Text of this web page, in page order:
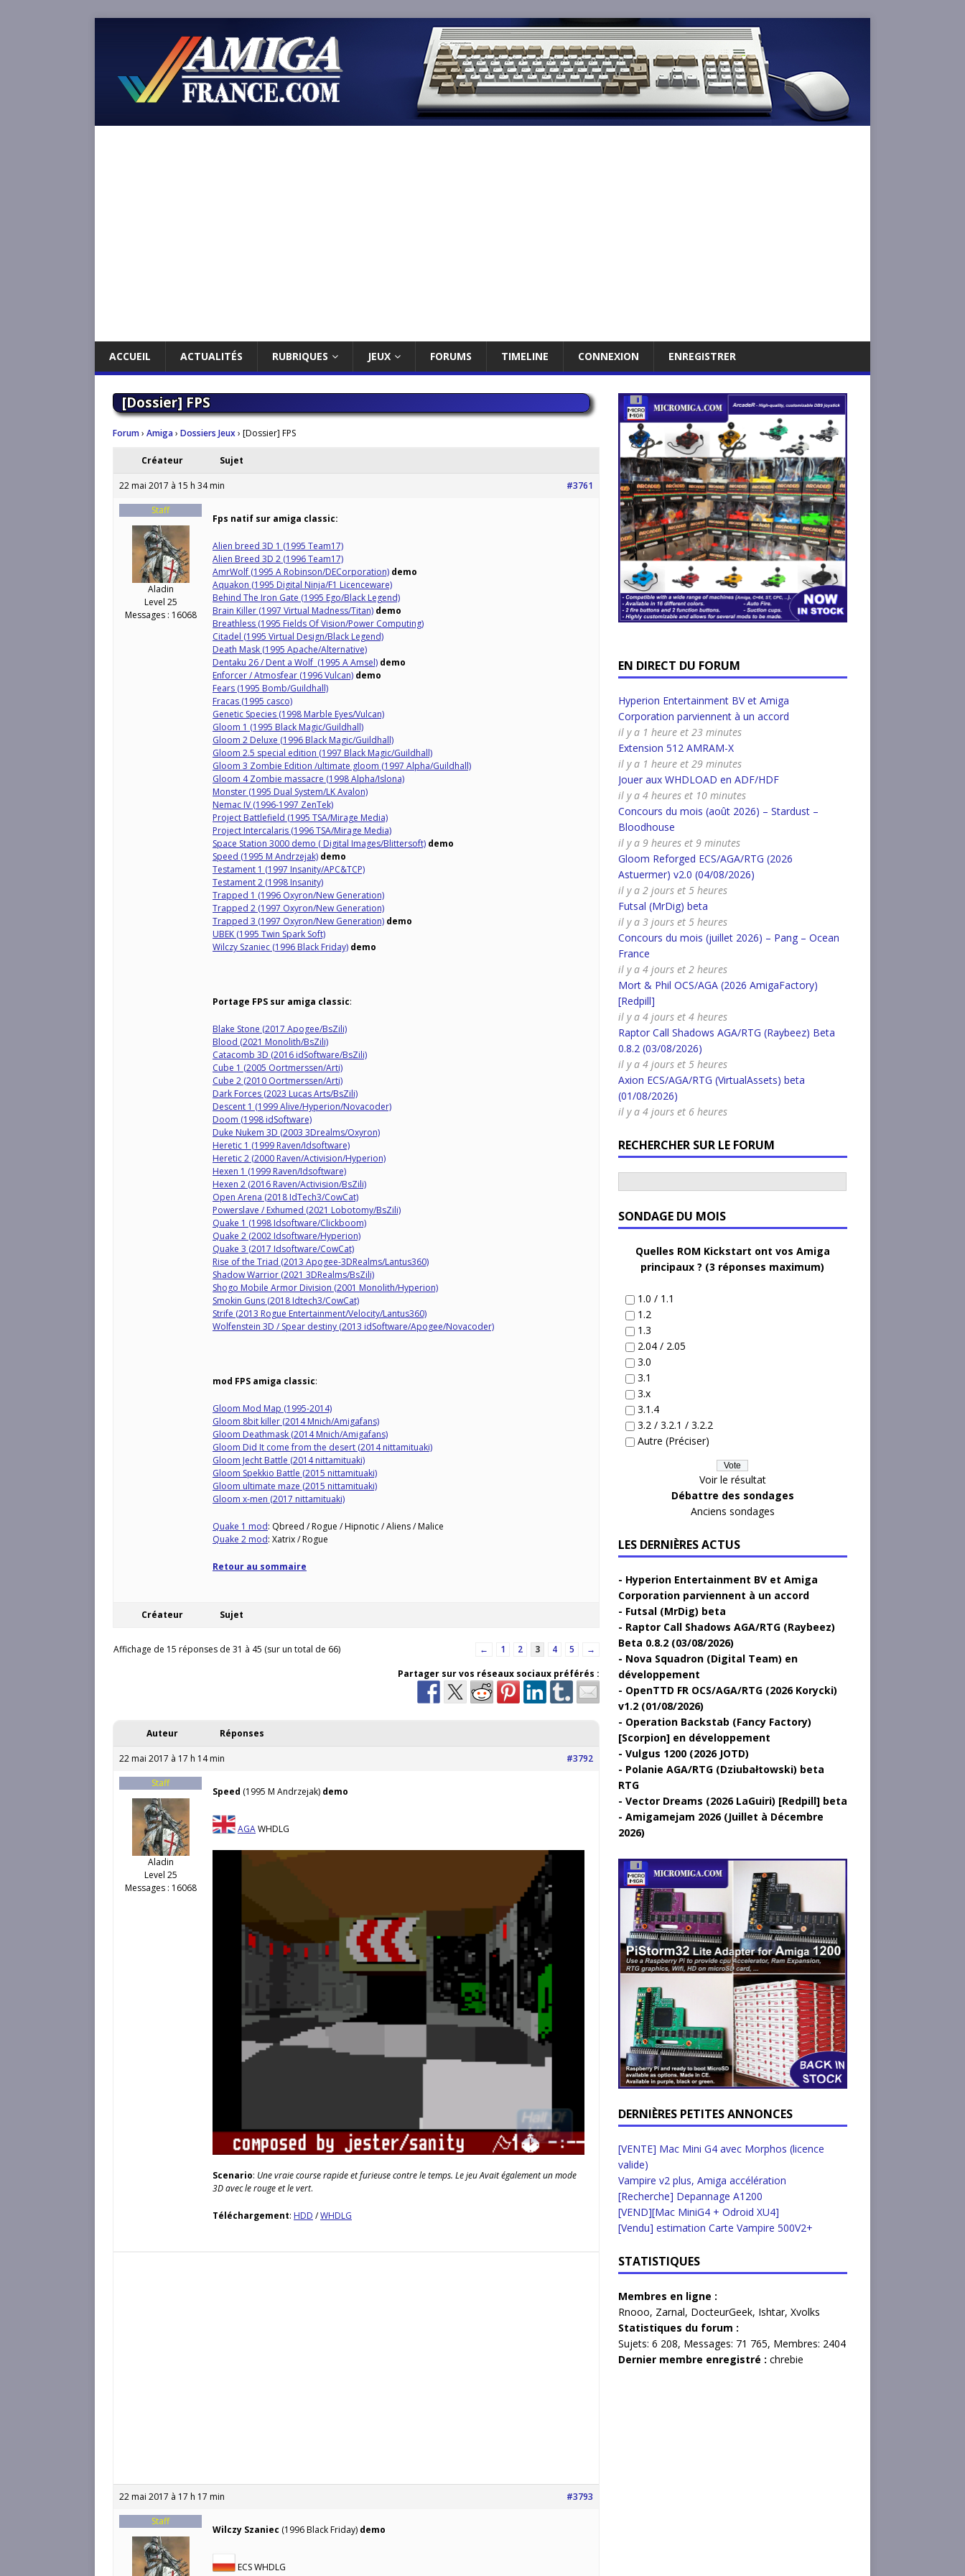
ACCUEIL ACTUALITÉS RUBRIQUES JEUX FORUMS TIMELINE CONNEXION ENREGISTRER
[Dossier] FPS
Forum› Amiga› Dossiers Jeux› [Dossier] FPS
Créateur Sujet
22 mai 2017 à 15 h 34 min
#3761
Staff
Aladin
Level 25
Messages : 16068
Fps natif sur amiga classic:
Alien breed 3D 1 (1995 Team17)
Alien Breed 3D 2 (1996 Team17)
AmrWolf (1995 A Robinson/DECorporation) demo
Aquakon (1995 Digital Ninja/F1 Licenceware)
Behind The Iron Gate (1995 Ego/Black Legend)
Brain Killer (1997 Virtual Madness/Titan) demo
Breathless (1995 Fields Of Vision/Power Computing)
Citadel (1995 Virtual Design/Black Legend)
Death Mask (1995 Apache/Alternative)
Dentaku 26 / Dent a Wolf (1995 A Amsel) demo
Enforcer / Atmosfear (1996 Vulcan) demo
Fears (1995 Bomb/Guildhall)
Fracas (1995 casco)
Genetic Species (1998 Marble Eyes/Vulcan)
Gloom 1 (1995 Black Magic/Guildhall)
Gloom 2 Deluxe (1996 Black Magic/Guildhall)
Gloom 2.5 special edition (1997 Black Magic/Guildhall)
Gloom 3 Zombie Edition /ultimate gloom (1997 Alpha/Guildhall)
Gloom 4 Zombie massacre (1998 Alpha/Islona)
Monster (1995 Dual System/LK Avalon)
Nemac IV (1996-1997 ZenTek)
Project Battlefield (1995 TSA/Mirage Media)
Project Intercalaris (1996 TSA/Mirage Media)
Space Station 3000 demo ( Digital Images/Blittersoft) demo
Speed (1995 M Andrzejak) demo
Testament 1 (1997 Insanity/APC&TCP)
Testament 2 (1998 Insanity)
Trapped 1 (1996 Oxyron/New Generation)
Trapped 2 (1997 Oxyron/New Generation)
Trapped 3 (1997 Oxyron/New Generation) demo
UBEK (1995 Twin Spark Soft)
Wilczy Szaniec (1996 Black Friday) demo
Portage FPS sur amiga classic:
Blake Stone (2017 Apogee/BsZili)
Blood (2021 Monolith/BsZili)
Catacomb 3D (2016 idSoftware/BsZili)
Cube 1 (2005 Oortmerssen/Arti)
Cube 2 (2010 Oortmerssen/Arti)
Dark Forces (2023 Lucas Arts/BsZili)
Descent 1 (1999 Alive/Hyperion/Novacoder)
Doom (1998 idSoftware)
Duke Nukem 3D (2003 3Drealms/Oxyron)
Heretic 1 (1999 Raven/Idsoftware)
Heretic 2 (2000 Raven/Activision/Hyperion)
Hexen 1 (1999 Raven/Idsoftware)
Hexen 2 (2016 Raven/Activision/BsZili)
Open Arena (2018 IdTech3/CowCat)
Powerslave / Exhumed (2021 Lobotomy/BsZili)
Quake 1 (1998 Idsoftware/Clickboom)
Quake 2 (2002 Idsoftware/Hyperion)
Quake 3 (2017 Idsoftware/CowCat)
Rise of the Triad (2013 Apogee-3DRealms/Lantus360)
Shadow Warrior (2021 3DRealms/BsZili)
Shogo Mobile Armor Division (2001 Monolith/Hyperion)
Smokin Guns (2018 Idtech3/CowCat)
Strife (2013 Rogue Entertainment/Velocity/Lantus360)
Wolfenstein 3D / Spear destiny (2013 idSoftware/Apogee/Novacoder)
mod FPS amiga classic:
Gloom Mod Map (1995-2014)
Gloom 8bit killer (2014 Mnich/Amigafans)
Gloom Deathmask (2014 Mnich/Amigafans)
Gloom Did It come from the desert (2014 nittamituaki)
Gloom Jecht Battle (2014 nittamituaki)
Gloom Spekkio Battle (2015 nittamituaki)
Gloom ultimate maze (2015 nittamituaki)
Gloom x-men (2017 nittamituaki)
Quake 1 mod: Qbreed / Rogue / Hipnotic / Aliens / Malice
Quake 2 mod: Xatrix / Rogue
Retour au sommaire
Créateur Sujet
Affichage de 15 réponses de 31 à 45 (sur un total de 66) ← 1 2 3 4 5
→
Partager sur vos réseaux sociaux préférés :
Auteur Réponses
22 mai 2017 à 17 h 14 min
#3792
Staff
Aladin
Level 25
Messages : 16068
Speed (1995 M Andrzejak) demo
AGAWHDLG
Scenario: Une vraie course rapide et furieuse contre le temps. Le jeu Avait également un mode
3D avec le rouge et le vert.
Téléchargement: HDD /WHDLG
22 mai 2017 à 17 h 17 min
#3793
Staff
Wilczy Szaniec (1996 Black Friday) demo
ECS WHDLG
EN DIRECT DU FORUM
Hyperion Entertainment BV et Amiga
Corporation parviennent à un accord
il y a 1 heure et 23 minutes
Extension 512 AMRAM-X
il y a 1 heure et 29 minutes
Jouer aux WHDLOAD en ADF/HDF
il y a 4 heures et 10 minutes
Concours du mois (août 2026) – Stardust –
Bloodhouse
il y a 9 heures et 9 minutes
Gloom Reforged ECS/AGA/RTG (2026
Astuermer) v2.0 (04/08/2026)
il y a 2 jours et 5 heures
Futsal (MrDig) beta
il y a 3 jours et 5 heures
Concours du mois (juillet 2026) – Pang – Ocean
France
il y a 4 jours et 2 heures
Mort & Phil OCS/AGA (2026 AmigaFactory)
[Redpill]
il y a 4 jours et 4 heures
Raptor Call Shadows AGA/RTG (Raybeez) Beta
0.8.2 (03/08/2026)
il y a 4 jours et 5 heures
Axion ECS/AGA/RTG (VirtualAssets) beta
(01/08/2026)
il y a 4 jours et 6 heures
RECHERCHER SUR LE FORUM
SONDAGE DU MOIS
Quelles ROM Kickstart ont vos Amiga
principaux ? (3 réponses maximum)
1.0 / 1.1
1.2
1.3
2.04 / 2.05
3.0
3.1
3.x
3.1.4
3.2 / 3.2.1 / 3.2.2
Autre (Préciser)
Voir le résultat
Débattre des sondages
Anciens sondages
LES DERNIÈRES ACTUS
Hyperion Entertainment BV et Amiga
Corporation parviennent à un accord
Futsal (MrDig) beta
Raptor Call Shadows AGA/RTG (Raybeez)
Beta 0.8.2 (03/08/2026)
Nova Squadron (Digital Team) en
développement
OpenTTD FR OCS/AGA/RTG (2026 Korycki)
v1.2 (01/08/2026)
Operation Backstab (Fancy Factory)
[Scorpion] en développement
Vulgus 1200 (2026 JOTD)
Polanie AGA/RTG (Dziubałtowski) beta
RTG
Vector Dreams (2026 LaGuiri) [Redpill] beta
Amigamejam 2026 (Juillet à Décembre
2026)
DERNIÈRES PETITES ANNONCES
[VENTE] Mac Mini G4 avec Morphos (licence
valide)
Vampire v2 plus, Amiga accélération
[Recherche] Depannage A1200
[VEND][Mac MiniG4 + Odroid XU4]
[Vendu] estimation Carte Vampire 500V2+
STATISTIQUES
Membres en ligne :
Rnooo, Zarnal, DocteurGeek, Ishtar, Xvolks
Statistiques du forum :
Sujets: 6 208, Messages: 71 765, Membres: 2404
Dernier membre enregistré : chrebie